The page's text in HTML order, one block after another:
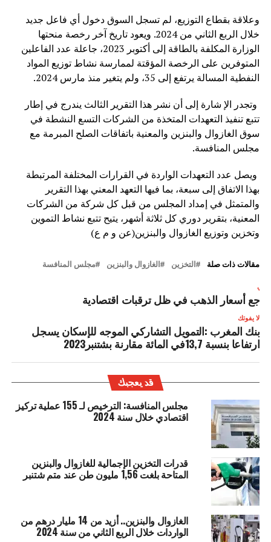
وعلاقة بقطاع التوزيع، لم تسجل السوق دخول أي فاعل جديد
خلال الربع الثاني من 2024. ويعود تاريخ آخر رخصة منحتها
الوزارة المكلفة بالطاقة إلى أكتوبر 2023، جاعلة عدد الفاعلين
المتوفرين على الرخصة المؤقتة لممارسة نشاط توزيع المواد
النفطية المسالة يرتفع إلى 35، ولم يتغير منذ مارس 2024.
وتجدر الإ شارة إلى أن نشر هذا التقرير الثالث يندرج في إطار
تتبع تنفيذ التعهدات المتخذة من الشركات التسع النشطة في
سوق الغازوال والبنزين والمعنية باتفاقات الصلح المبرمة مع
مجلس المنافسة.
ويصل عدد التعهدات الواردة في القرارات المختلفة المرتبطة
بهذا الاتفاق إلى سبعة، بما فيها التعهد المعني بهذا التقرير
والمتمثل في إمداد المجلس من قبل كل شركة من الشركات
المعنية، بتقرير دوري كل ثلاثة أشهر، يتيح تتبع نشاط التموين
وتخزين وتوزيع الغازوال والبنزين(عن و م ع)
مقالات ذات صلة التخزين الغازوال والبنزين مجلس المنافسة
أسعار الذهب في ظل ترقبات اقتصادية
لا يفوتك
بنك المغرب :التمويل التشاركي الموجه للإسكان يسجل
ارتفاعا بنسبة 13,7في المائة مقارنة بشتنبر2023
قد يعجبك
مجلس المنافسة: الترخيص لـ 155 عملية تركيز
اقتصادي خلال سنة 2024
قدرات التخزين الإجمالية للغازوال والبنزين
المتاحة بلغت 1,56 مليون طن عند متم شتنبر
الغازوال والبنزين.. أزيد من 14 مليار درهم من
الواردات خلال الربع الثاني من سنة 2024